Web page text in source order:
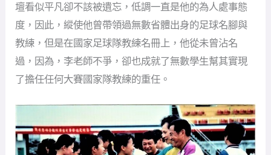
壇看似平凡卻不該被遺忘，低調一直是他的為人處事態
度，因此，縱使他曾帶領過無數省體出身的足球名腳與
教練，但是在國家足球隊教練名冊上，他從未曾沾名
過，因為，李老師不爭，卻也成就了無數學生幫其實現
了擔任任何大賽國家隊教練的重任。